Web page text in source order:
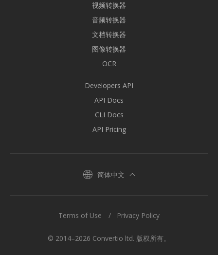
视频转换器
音频转换器
文档转换器
图像转换器
OCR
Developers API
API Docs
CLI Docs
API Pricing
简体中文
© 2014–2026 Convertio ltd. 版权所有。
Terms of Use Privacy Policy